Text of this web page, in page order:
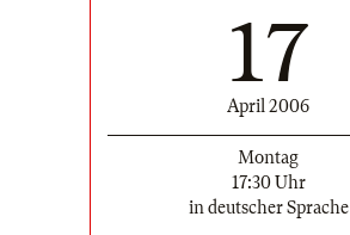
17
April 2006
Montag
17:30 Uhr
in deutscher Sprache